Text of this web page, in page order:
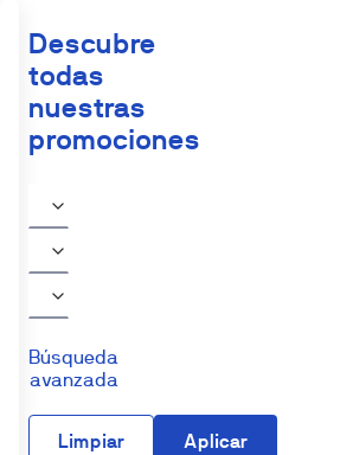
Descubre
todas
nuestras
promociones
Búsqueda
avanzada
Limpiar
Aplicar